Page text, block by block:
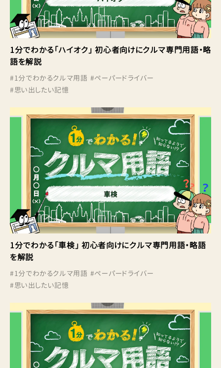
1分でわかる「ハイオク」 初心者向けにクルマ専門用語・略
語を解説
#1分でわかるクルマ用語 #ペーパードライバー
#思い出したい記憶
1分でわかる「車検」 初心者向けにクルマ専門用語・略語
を解説
#1分でわかるクルマ用語 #ペーパードライバー
#思い出したい記憶